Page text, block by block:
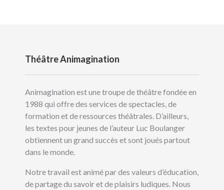
Théâtre Animagination
Animagination est une troupe de théâtre fondée en
1988 qui offre des services de spectacles, de
formation et de ressources théâtrales. D’ailleurs,
les textes pour jeunes de l’auteur Luc Boulanger
obtiennent un grand succès et sont joués partout
dans le monde.
Notre travail est animé par des valeurs d’éducation,
de partage du savoir et de plaisirs ludiques. Nous